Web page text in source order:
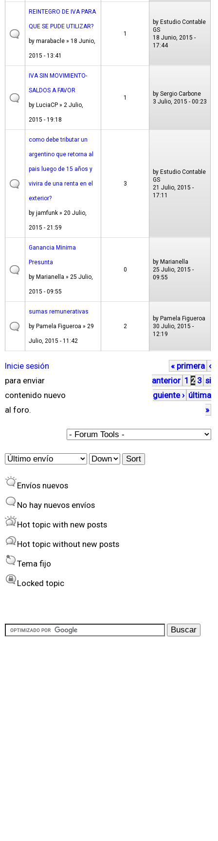
REINTEGRO DE IVA PARA
QUE SE PUDE UTILIZAR?
by marabacle » 18 Junio,
2015 - 13:41
1
by Estudio Contable
GS
18 Junio, 2015 -
17:44
IVA SIN MOVIMIENTO-
SALDOS A FAVOR
by LuciaCP » 2 Julio,
2015 - 19:18
1
by Sergio Carbone
3 Julio, 2015 - 00:23
como debe tributar un
argentino que retorna al
pais luego de 15 años y
vivira de una renta en el
exterior?
by jamfunk » 20 Julio,
2015 - 21:59
3
by Estudio Contable
GS
21 Julio, 2015 -
17:11
Ganancia Minima
Presunta
by Marianella » 25 Julio,
2015 - 09:55
0
by Marianella
25 Julio, 2015 -
09:55
sumas remunerativas
by Pamela Figueroa » 29
Julio, 2015 - 11:42
2
by Pamela Figueroa
30 Julio, 2015 -
12:19
Inicie sesión
para enviar
contenido nuevo
al foro.
P
á
g
s
« primera ‹
anterior 1 2 3 si
guiente › última
»
O
d
e
r
y
S
t
Envíos nuevos
No hay nuevos envíos
Hot topic with new posts
Hot topic without new posts
Tema fijo
Locked topic